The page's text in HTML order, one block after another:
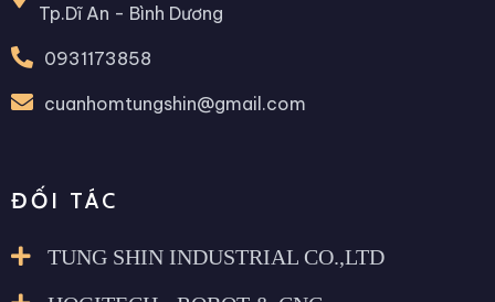
Tp.Dĩ An - Bình Dương
0931173858
cuanhomtungshin@gmail.com
ĐỐI TÁC
TUNG SHIN INDUSTRIAL CO.,LTD